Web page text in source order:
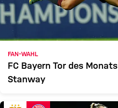
FRAUEN
Zum Spielbericht
FAN-WAHL
FC Bayern Tor des
Stanway